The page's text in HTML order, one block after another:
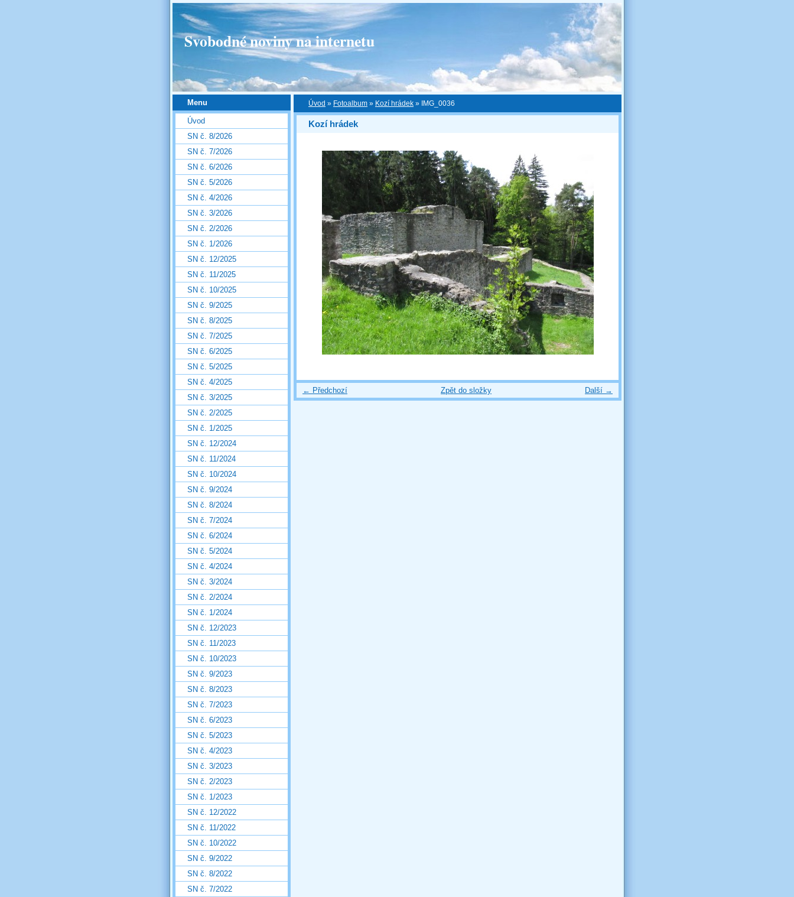
Svobodné noviny na internetu
Úvod » Fotoalbum » Kozí hrádek » IMG_0036
Kozí hrádek
← Předchozí Další →
Zpět do složky
Menu
Úvod
SN č. 8/2026
SN č. 7/2026
SN č. 6/2026
SN č. 5/2026
SN č. 4/2026
SN č. 3/2026
SN č. 2/2026
SN č. 1/2026
SN č. 12/2025
SN č. 11/2025
SN č. 10/2025
SN č. 9/2025
SN č. 8/2025
SN č. 7/2025
SN č. 6/2025
SN č. 5/2025
SN č. 4/2025
SN č. 3/2025
SN č. 2/2025
SN č. 1/2025
SN č. 12/2024
SN č. 11/2024
SN č. 10/2024
SN č. 9/2024
SN č. 8/2024
SN č. 7/2024
SN č. 6/2024
SN č. 5/2024
SN č. 4/2024
SN č. 3/2024
SN č. 2/2024
SN č. 1/2024
SN č. 12/2023
SN č. 11/2023
SN č. 10/2023
SN č. 9/2023
SN č. 8/2023
SN č. 7/2023
SN č. 6/2023
SN č. 5/2023
SN č. 4/2023
SN č. 3/2023
SN č. 2/2023
SN č. 1/2023
SN č. 12/2022
SN č. 11/2022
SN č. 10/2022
SN č. 9/2022
SN č. 8/2022
SN č. 7/2022